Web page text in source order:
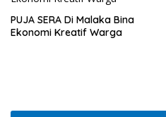
PUJA SERA Di Malaka Bina
Ekonomi Kreatif Warga